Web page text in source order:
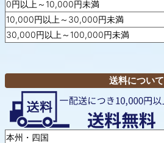
0円以上～10,000円未満
10,000円以上～30,000円未満
30,000円以上～100,000円未満
送料について
本州・四国